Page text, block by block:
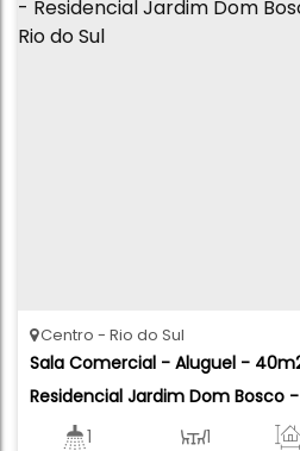
Sala Comercial - Aluguel -
Residencial Jardim Dom Bosco
do Sul
Centro Rio do Sul
1 1